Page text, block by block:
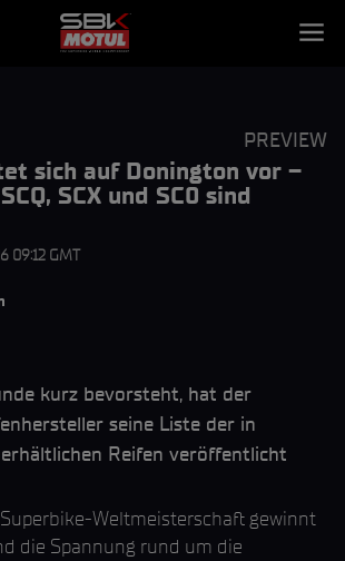
PREVIEW
sich auf Donington vor –
SCX und SC0 sind
09:12 GMT
kurz bevorsteht, hat der
seine Liste der in
Reifen veröffentlicht
Superbike-Weltmeisterschaft gewinnt
die Spannung rund um die